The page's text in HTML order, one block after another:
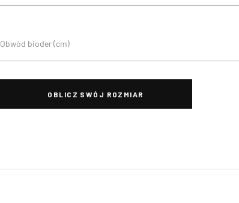
Obwód bioder (cm)
OBLICZ SWÓJ ROZMIAR